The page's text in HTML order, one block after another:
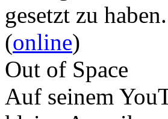
gesetzt zu
(online)
Out of Space
Auf seinem